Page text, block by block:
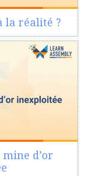
la réalité ?
d’or